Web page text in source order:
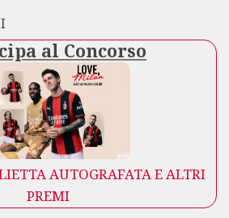
al Concorso
AUTOGRAFATA E ALTRI
PREMI